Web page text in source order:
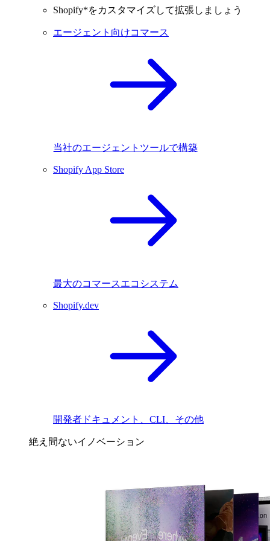
Shopify*をカスタマイズして拡張しましょう
エージェント向けコマース
当社のエージェントツールで構築
Shopify App Store
最大のコマースエコシステム
Shopify.dev
開発者ドキュメント、CLI、その他
絶え間ないイノベーション